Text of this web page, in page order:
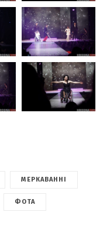
МЕРКАВАННІ
ФОТА